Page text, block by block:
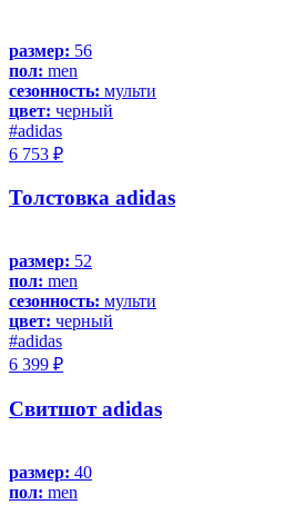
размер: 56
пол: men
сезонность: мульти
цвет: черный
#adidas
6 753 ₽
Толстовка adidas
размер: 52
пол: men
сезонность: мульти
цвет: черный
#adidas
6 399 ₽
Свитшот adidas
размер: 40
пол: men